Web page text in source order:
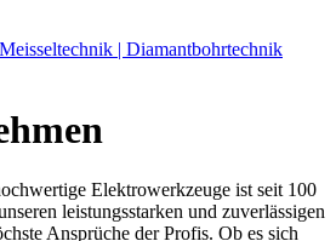
| Diamantbohrtechnik
Elektrowerkzeuge ist seit 100
leistungsstarken und zuverlässigen
Ansprüche der Profis. Ob es sich